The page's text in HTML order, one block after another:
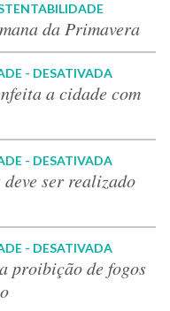
da Primavera
- DESATIVADA
a cidade com
- DESATIVADA
ser realizado
- DESATIVADA
proibição de fogos